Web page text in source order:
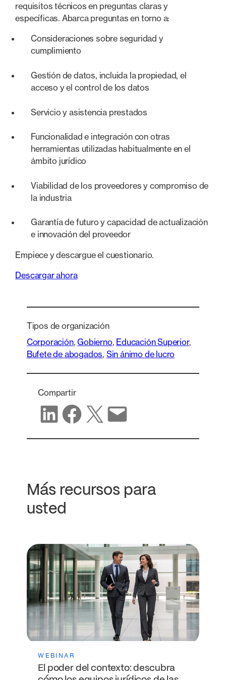
requisitos técnicos en preguntas claras y
específicas. Abarca preguntas en torno a:
Consideraciones sobre seguridad y
cumplimiento
Gestión de datos, incluida la propiedad, el
acceso y el control de los datos
Servicio y asistencia prestados
Funcionalidad e integración con otras
herramientas utilizadas habitualmente en el
ámbito jurídico
Viabilidad de los proveedores y compromiso de
la industria
Garantía de futuro y capacidad de actualización
e innovación del proveedor
Empiece y descargue el cuestionario.
Descargar ahora
Tipos de organización
Corporación, Gobierno, Educación Superior
Bufete de abogados, Sin ánimo de lucro
Compartir
Compartir en LinkedIn
Compartir en Facebook
Compartir en X Compartir por correo electrónico
Más recursos para
usted
WEBINAR
El poder del contexto: descubra